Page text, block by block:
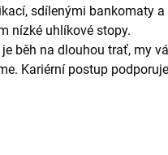
sdílenými bankomaty a
nízké uhlíkové stopy.
je běh na dlouhou trať, my
Kariérní postup